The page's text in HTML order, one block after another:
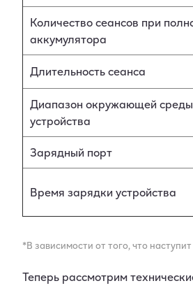
Количество сеансов при
аккумулятора
Длительность сеанса
Диапазон окружающей
устройства
Зарядный порт
Время зарядки устройства
*В зависимости от того, что
Теперь рассмотрим